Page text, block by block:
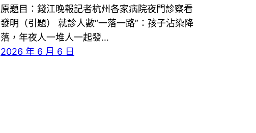
原題目：錢江晚報記者杭州各家病院夜門診察看
發明（引題） 就診人數“一落一路”：孩子沾染降
落，年夜人一堆人一起發…
2026 年 6 月 6 日